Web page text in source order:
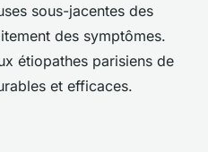
sous-jacentes des
des symptômes.
étiopathes parisiens de
et efficaces.